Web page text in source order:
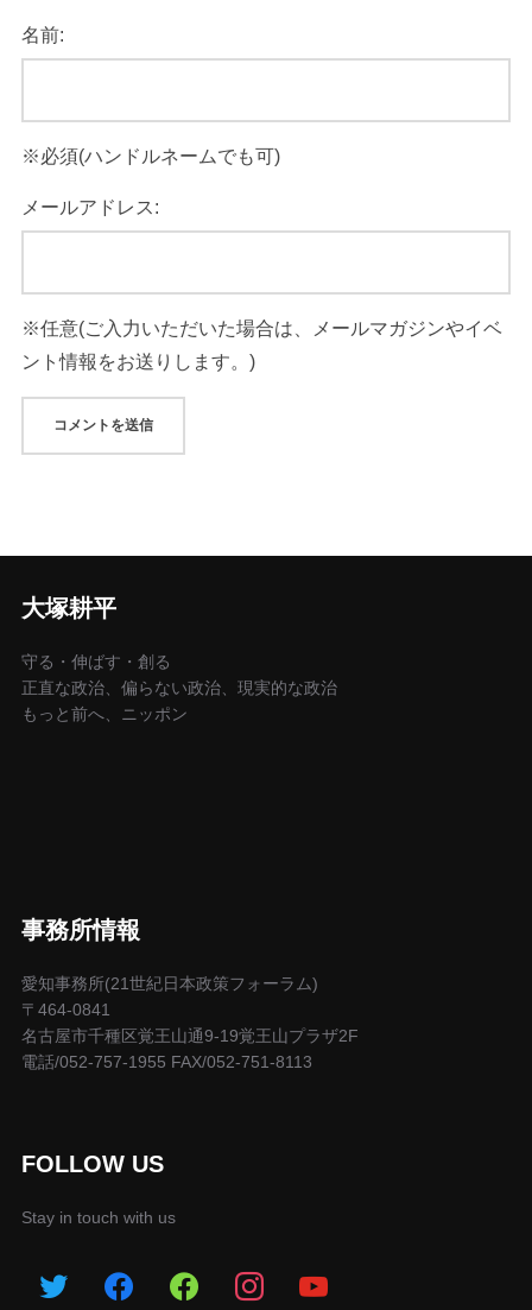
名前:
メールアドレス:
大塚耕平
守る・伸ばす・創る
正直な政治、偏らない政治、現実的な政治
もっと前へ、ニッポン
事務所情報
愛知事務所(21世紀日本政策フォーラム)
〒464-0841
名古屋市千種区覚王山通9-19覚王山プラザ2F
電話/052-757-1955 FAX/052-751-8113
FOLLOW US
Stay in touch with us